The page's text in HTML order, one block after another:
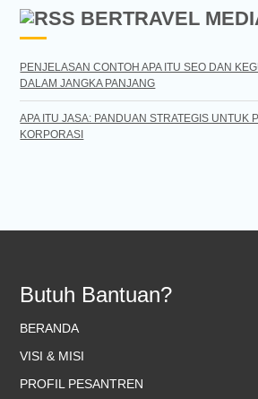
BERTRAVEL
PENJELASAN CONTOH APA ITU SEO DAN
DALAM JANGKA PANJANG
APA ITU JASA: PANDUAN STRATEGIS UNTUK
KORPORASI
Butuh Bantuan?
BERANDA
VISI & MISI
PROFIL PESANTREN